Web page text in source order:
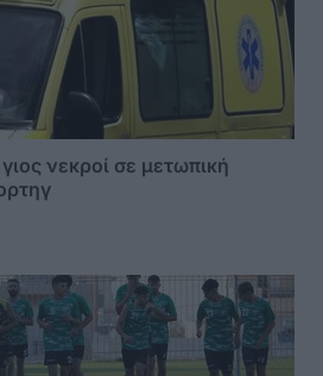
νεκροί σε μετωπική